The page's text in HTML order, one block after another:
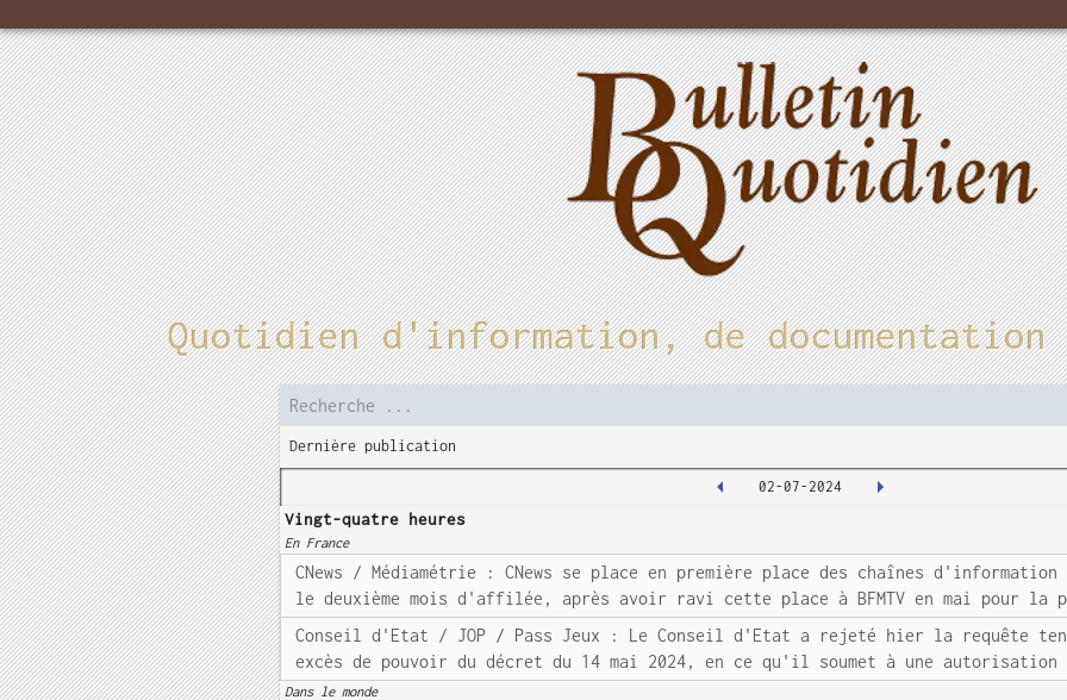
Quotidien d'information, de
Dernière publication
02-07-2024
Vingt-quatre heures
En France
CNews / Médiamétrie : CNews se place en première place des chaînes
le deuxième mois d'affilée, après avoir ravi cette place à BFMTV en mai pour la
Conseil d'Etat / JOP / Pass Jeux : Le Conseil d'Etat a rejeté hier la requête
excès de pouvoir du décret du 14 mai 2024, en ce qu'il soumet à une autorisation
Dans le monde